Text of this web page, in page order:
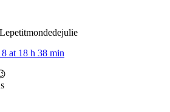
at 18 h 38 min